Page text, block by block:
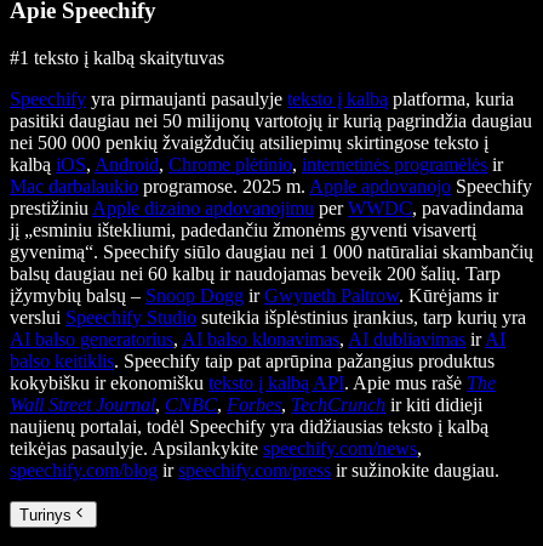
Apie Speechify
#1 teksto į kalbą skaitytuvas
Speechify yra pirmaujanti pasaulyje teksto į kalbą platforma, kuria
pasitiki daugiau nei 50 milijonų vartotojų ir kurią pagrindžia daugiau
nei 500 000 penkių žvaigždučių atsiliepimų skirtingose teksto į
kalbą iOS, Android, Chrome plėtinio, internetinės programėlės ir
Mac darbalaukio programose. 2025 m. Apple apdovanojo Speechify
prestižiniu Apple dizaino apdovanojimu perWWDC, pavadindama
jį „esminiu ištekliumi, padedančiu žmonėms gyventi visavertį
gyvenimą“. Speechify siūlo daugiau nei 1 000 natūraliai skambančių
balsų daugiau nei 60 kalbų ir naudojamas beveik 200 šalių. Tarp
įžymybių balsų – Snoop Dogg irGwyneth Paltrow. Kūrėjams ir
verslui Speechify Studio suteikia išplėstinius įrankius, tarp kurių yra
AI balso generatorius, AI balso klonavimas, AI dubliavimas irAI
balso keitiklis. Speechify taip pat aprūpina pažangius produktus
kokybišku ir ekonomišku teksto į kalbą API. Apie mus rašė The
Wall Street Journal, CNBC, Forbes, TechCrunch ir kiti didieji
naujienų portalai, todėl Speechify yra didžiausias teksto į kalbą
teikėjas pasaulyje. Apsilankykite speechify.com/news,
speechify.com/blog irspeechify.com/press ir sužinokite daugiau.
Turinys